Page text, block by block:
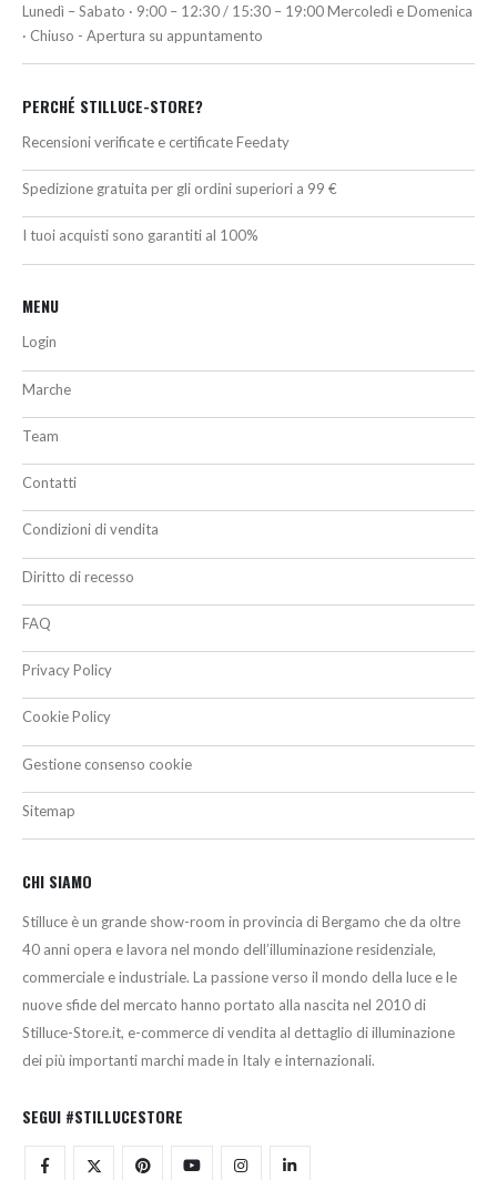
Lunedì – Sabato · 9:00 – 12:30 / 15:30 – 19:00 Mercoledì e Domenica
· Chiuso - Apertura su appuntamento
PERCHÉ STILLUCE-STORE?
Recensioni verificate e certificate Feedaty
Spedizione gratuita per gli ordini superiori a 99 €
I tuoi acquisti sono garantiti al 100%
MENU
Login
Marche
Team
Contatti
Condizioni di vendita
Diritto di recesso
FAQ
Privacy Policy
Cookie Policy
Gestione consenso cookie
Sitemap
CHI SIAMO
Stilluce è un grande show-room in provincia di Bergamo che da oltre
40 anni opera e lavora nel mondo dell’illuminazione residenziale,
commerciale e industriale. La passione verso il mondo della luce e le
nuove sfide del mercato hanno portato alla nascita nel 2010 di
Stilluce-Store.it, e-commerce di vendita al dettaglio di illuminazione
dei più importanti marchi made in Italy e internazionali.
SEGUI #STILLUCESTORE